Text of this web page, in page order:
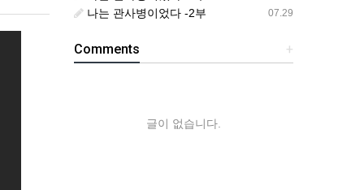
07.29
나는 관사병이었다 -2부
+
Comments
글이 없습니다.